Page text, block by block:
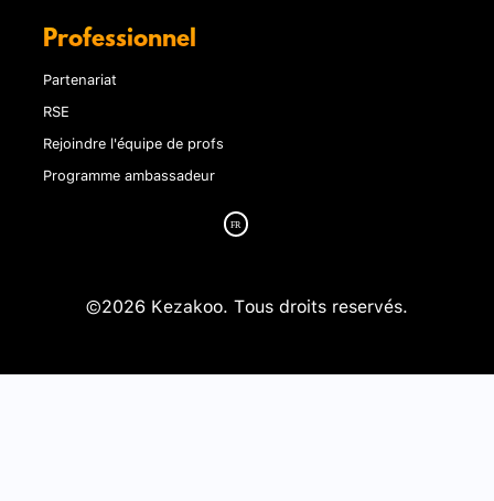
Professionnel
Partenariat
RSE
Rejoindre l'équipe de profs
Programme ambassadeur
©2026 Kezakoo. Tous droits reservés.